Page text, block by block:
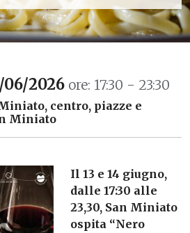
06/2026 ore: 17:30 - 23:30
centro, piazze e
Miniato
Il 13 e 14 giugno,
dalle 17:30 alle
23,30, San Miniato
ospita “Nero